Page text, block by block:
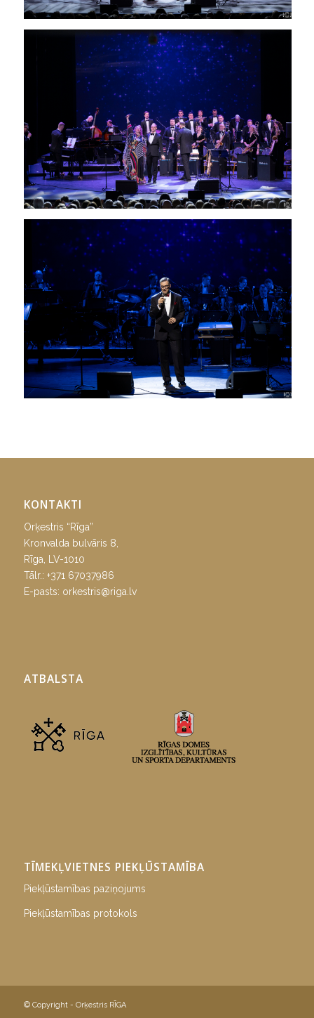
KONTAKTI
Orķestris “Rīga”
Kronvalda bulvāris 8,
Rīga, LV-1010
Tālr.: +371 67037986
E-pasts: orkestris@riga.lv
ATBALSTA
TĪMEKĻVIETNES PIEKĻŪSTAMĪBA
Piekļūstamības paziņojums
Piekļūstamības protokols
© Copyright - Orķestris RĪGA